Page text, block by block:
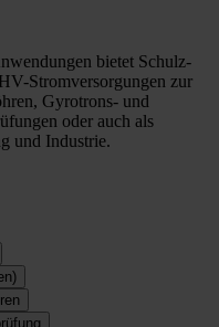
bietet Schulz-
Stromversorgungen zur
Gyrotrons- und
oder auch als
und Industrie.